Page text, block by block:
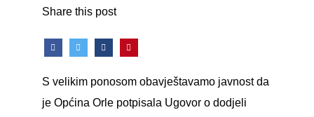
Share this post
S velikim ponosom obavještavamo javnost da
je Općina Orle potpisala Ugovor o dodjeli